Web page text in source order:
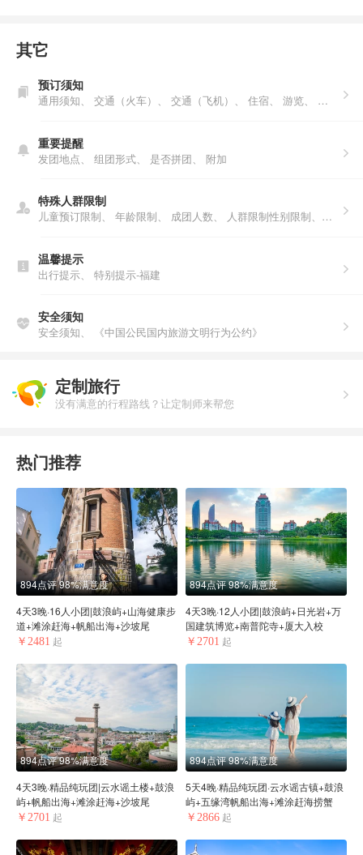
其它
预订须知
通用须知、 交通（火车）、 交通（飞机）、 住宿、 游览、 购物、
重要提醒
发团地点、 组团形式、 是否拼团、 附加
特殊人群限制
儿童预订限制、 年龄限制、 成团人数、 人群限制性别限制、年龄限制、人数说明、户籍限制
温馨提示
出行提示、 特别提示-福建
安全须知
安全须知、 《中国公民国内旅游文明行为公约》
定制旅行
没有满意的行程路线？让定制师来帮您
热门推荐
894点评98%满意度
4天3晚·16人小团|鼓浪屿+山海健康步
道+滩涂赶海+帆船出海+沙坡尾
￥2481 起
894点评98%满意度
4天3晚·12人小团|鼓浪屿+日光岩+万
国建筑博览+南普陀寺+厦大入校
￥2701 起
894点评98%满意度
4天3晚·精品纯玩团|云水谣土楼+鼓浪
屿+帆船出海+滩涂赶海+沙坡尾
￥2701 起
894点评98%满意度
5天4晚·精品纯玩团·云水谣古镇+鼓浪
屿+五缘湾帆船出海+滩涂赶海捞蟹
￥2866 起